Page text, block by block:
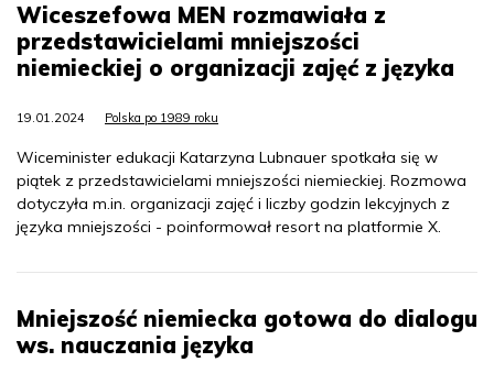
Wiceszefowa MEN rozmawiała z
przedstawicielami mniejszości
niemieckiej o organizacji zajęć z języka
19.01.2024 Polska po 1989 roku
Wiceminister edukacji Katarzyna Lubnauer spotkała się w
piątek z przedstawicielami mniejszości niemieckiej. Rozmowa
dotyczyła m.in. organizacji zajęć i liczby godzin lekcyjnych z
języka mniejszości - poinformował resort na platformie X.
Mniejszość niemiecka gotowa do dialogu
ws. nauczania języka